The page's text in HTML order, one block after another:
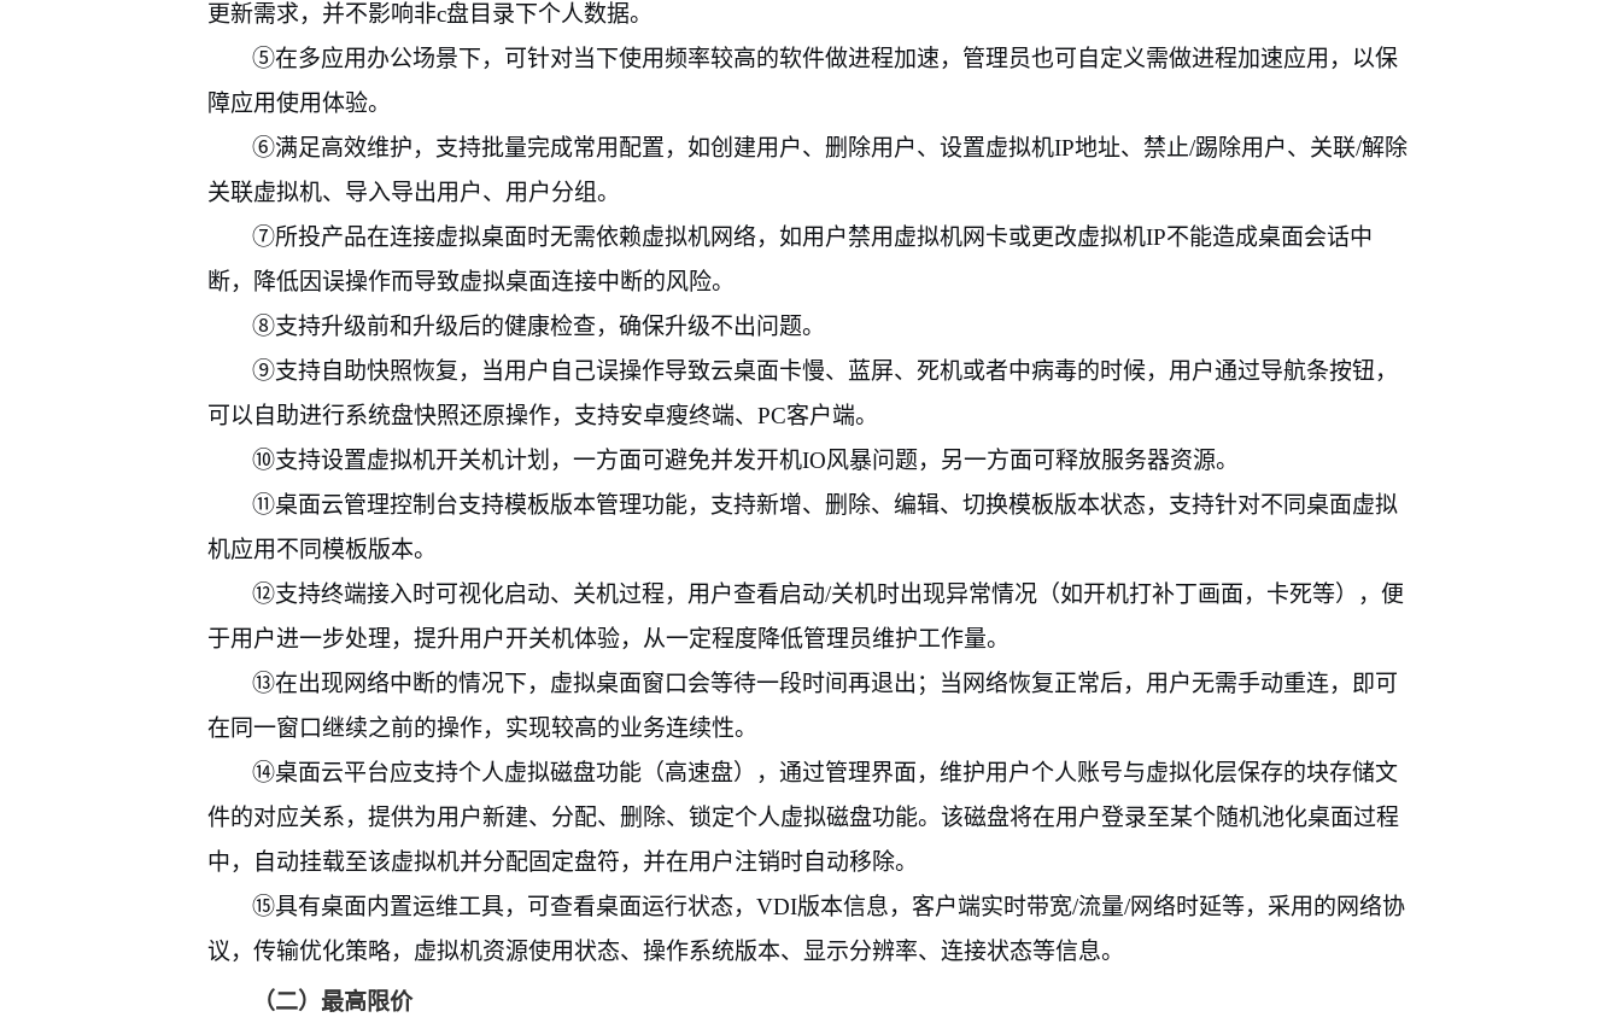
更新需求，并不影响非c盘目录下个人数据。
⑤在多应用办公场景下，可针对当下使用频率较高的软件做进程加速，管理员也可自定义需做进程加速应用，以保
障应用使用体验。
⑥满足高效维护，支持批量完成常用配置，如创建用户、删除用户、设置虚拟机IP地址、禁止/踢除用户、关联/解除
关联虚拟机、导入导出用户、用户分组。
⑦所投产品在连接虚拟桌面时无需依赖虚拟机网络，如用户禁用虚拟机网卡或更改虚拟机IP不能造成桌面会话中
断，降低因误操作而导致虚拟桌面连接中断的风险。
⑧支持升级前和升级后的健康检查，确保升级不出问题。
⑨支持自助快照恢复，当用户自己误操作导致云桌面卡慢、蓝屏、死机或者中病毒的时候，用户通过导航条按钮，
可以自助进行系统盘快照还原操作，支持安卓瘦终端、 PC客户端。
⑩支持设置虚拟机开关机计划，一方面可避免并发开机IO风暴问题，另一方面可释放服务器资源。
⑪桌面云管理控制台支持模板版本管理功能，支持新增、删除、编辑、切换模板版本状态，支持针对不同桌面虚拟
机应用不同模板版本。
⑫支持终端接入时可视化启动、关机过程，用户查看启动/关机时出现异常情况（如开机打补丁画面，卡死等），便
于用户进一步处理，提升用户开关机体验，从一定程度降低管理员维护工作量。
⑬在出现网络中断的情况下，虚拟桌面窗口会等待一段时间再退出；当网络恢复正常后，用户无需手动重连，即可
在同一窗口继续之前的操作，实现较高的业务连续性。
⑭桌面云平台应支持个人虚拟磁盘功能（高速盘），通过管理界面，维护用户个人账号与虚拟化层保存的块存储文
件的对应关系，提供为用户新建、分配、删除、锁定个人虚拟磁盘功能。该磁盘将在用户登录至某个随机池化桌面过程
中，自动挂载至该虚拟机并分配固定盘符，并在用户注销时自动移除。
⑮具有桌面内置运维工具，可查看桌面运行状态， VDI版本信息，客户端实时带宽/流量/网络时延等，采用的网络协
议，传输优化策略，虚拟机资源使用状态、操作系统版本、显示分辨率、连接状态等信息。
（二）最高限价